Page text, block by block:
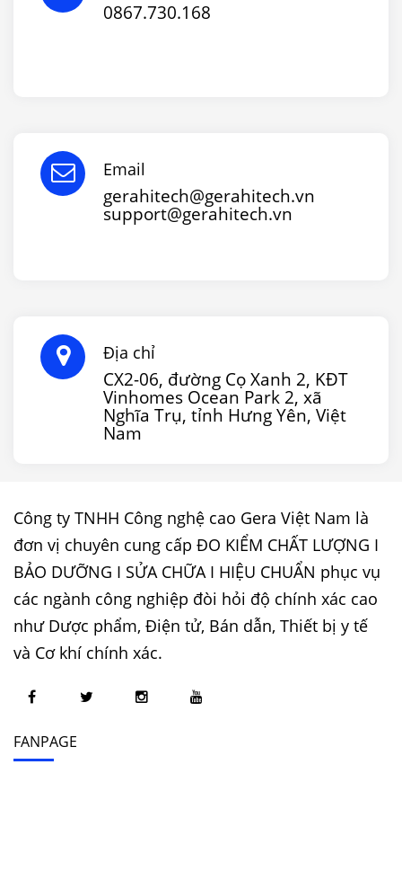
0867.730.168
Email
gerahitech@gerahitech.vn
support@gerahitech.vn
Địa chỉ
CX2-06, đường Cọ Xanh 2, KĐT
Vinhomes Ocean Park 2, xã
Nghĩa Trụ, tỉnh Hưng Yên, Việt
Nam
Công ty TNHH Công nghệ cao Gera Việt Nam là
đơn vị chuyên cung cấp ĐO KIỂM CHẤT LƯỢNG I
BẢO DƯỠNG I SỬA CHỮA I HIỆU CHUẨN phục vụ
các ngành công nghiệp đòi hỏi độ chính xác cao
như Dược phẩm, Điện tử, Bán dẫn, Thiết bị y tế
và Cơ khí chính xác.
FANPAGE